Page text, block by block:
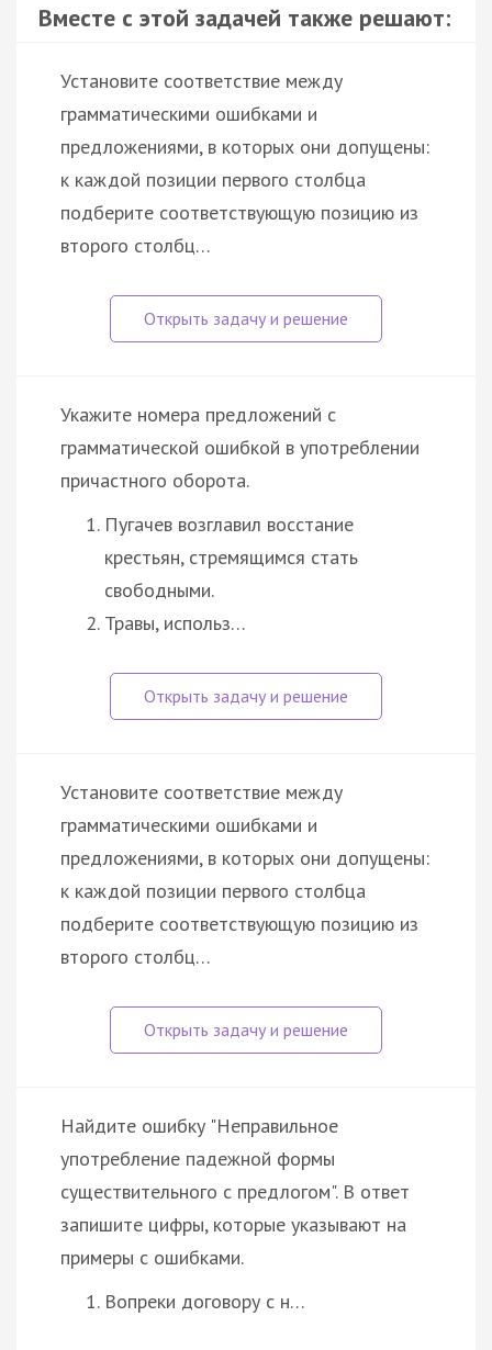
Вместе с этой задачей также решают:
Установите соответствие между
грамматическими ошибками и
предложениями, в которых они допущены:
к каждой позиции первого столбца
подберите соответствующую позицию из
второго столбц…
Укажите номера предложений с
грамматической ошибкой в употреблении
причастного оборота.
Пугачев возглавил восстание
крестьян, стремящимся стать
свободными.
Травы, использ…
Установите соответствие между
грамматическими ошибками и
предложениями, в которых они допущены:
к каждой позиции первого столбца
подберите соответствующую позицию из
второго столбц…
Найдите ошибку "Неправильное
употребление падежной формы
существительного с предлогом". В ответ
запишите цифры, которые указывают на
примеры с ошибками.
Вопреки договору с н…